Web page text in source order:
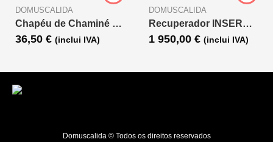
DOMUSCALIDA
Chapéu de Chaminé em Inox com Aba D.80
36,50 € (inclui IVA)
DOMUSCALIDA
Recuperador INSERT 70 L INSERTO VENTILADO
1 950,00 € (inclui IVA)
Domuscalida © Todos os direitos reservados